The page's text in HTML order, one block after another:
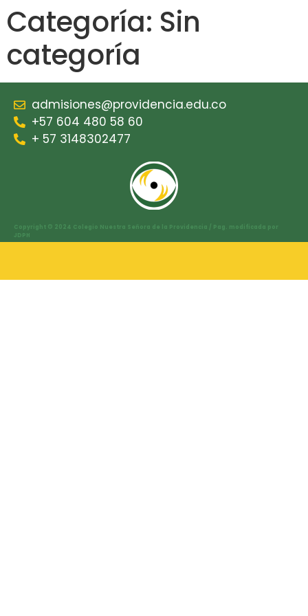
Categoría: Sin
categoría
admisiones@providencia.edu.co
+57 604 480 58 60
+ 57 3148302477
Copyright © 2024 Colegio Nuestra Señora de la Providencia / Pag. modificada por
JDPH